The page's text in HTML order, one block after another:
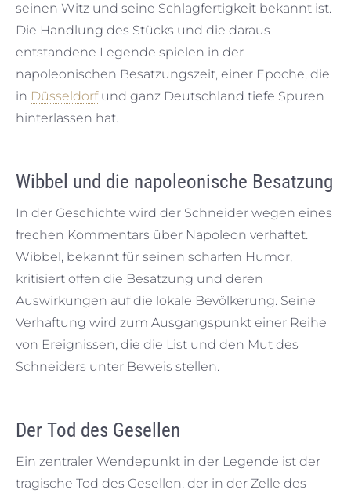
seinen Witz und seine Schlagfertigkeit bekannt ist.
Die Handlung des Stücks und die daraus
entstandene Legende spielen in der
napoleonischen Besatzungszeit, einer Epoche, die
in Düsseldorfund ganz Deutschland tiefe Spuren
hinterlassen hat.
Wibbel und die napoleonische Besatzung
In der Geschichte wird der Schneider wegen eines
frechen Kommentars über Napoleon verhaftet.
Wibbel, bekannt für seinen scharfen Humor,
kritisiert offen die Besatzung und deren
Auswirkungen auf die lokale Bevölkerung. Seine
Verhaftung wird zum Ausgangspunkt einer Reihe
von Ereignissen, die die List und den Mut des
Schneiders unter Beweis stellen.
Der Tod des Gesellen
Ein zentraler Wendepunkt in der Legende ist der
tragische Tod des Gesellen, der in der Zelle des